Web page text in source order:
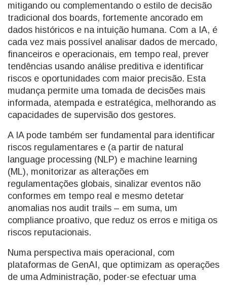
mitigando ou complementando o estilo de decisão
tradicional dos boards, fortemente ancorado em
dados históricos e na intuição humana. Com a IA, é
cada vez mais possível analisar dados de mercado,
financeiros e operacionais, em tempo real, prever
tendências usando análise preditiva e identificar
riscos e oportunidades com maior precisão. Esta
mudança permite uma tomada de decisões mais
informada, atempada e estratégica, melhorando as
capacidades de supervisão dos gestores.
A IA pode também ser fundamental para identificar
riscos regulamentares e (a partir de natural
language processing (NLP) e machine learning
(ML), monitorizar as alterações em
regulamentações globais, sinalizar eventos não
conformes em tempo real e mesmo detetar
anomalias nos audit trails – em suma, um
compliance proativo, que reduz os erros e mitiga os
riscos reputacionais.
Numa perspectiva mais operacional, com
plataformas de GenAI, que optimizam as operações
de uma Administração, poder-se efectuar uma